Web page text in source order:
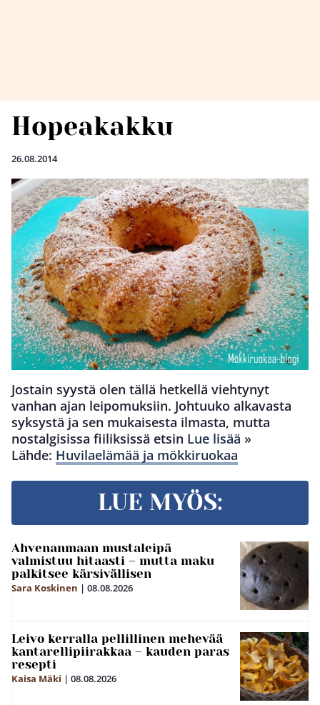
Hopeakakku
26.08.2014
Jostain syystä olen tällä hetkellä viehtynyt
vanhan ajan leipomuksiin. Johtuuko alkavasta
syksystä ja sen mukaisesta ilmasta, mutta
nostalgisissa fiiliksissä etsin Lue lisää »
Lähde: Huvilaelämää ja mökkiruokaa
LUE MYÖS:
Ahvenanmaan mustaleipä
valmistuu hitaasti – mutta maku
palkitsee kärsivällisen
Sara Koskinen | 08.08.2026
Leivo kerralla pellillinen mehevää
kantarellipiirakkaa – kauden paras
resepti
Kaisa Mäki | 08.08.2026